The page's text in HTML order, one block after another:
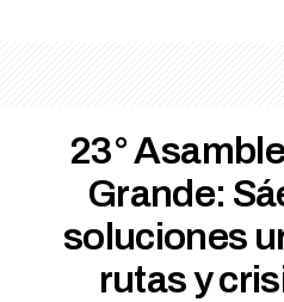
23°
Grande:
soluciones
rutas y